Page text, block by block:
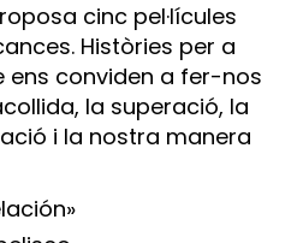
cinc pel·lícules
Històries per a
ens conviden a fer-nos
la superació, la
i la nostra manera